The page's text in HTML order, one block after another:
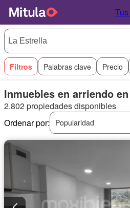
Filtros Palabras clave Precio
Inmuebles en arriendo
2.802 propiedades disponibles
Ordenar por:
Popularidad